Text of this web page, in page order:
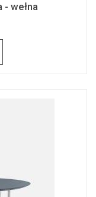
wełna